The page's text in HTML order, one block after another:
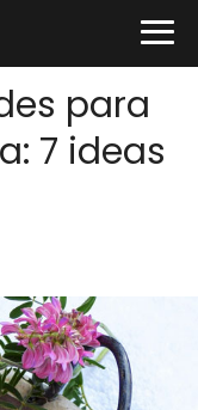
para
7 ideas